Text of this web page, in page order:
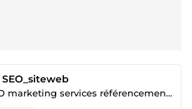
SEO_siteweb
backlinks SEO marketing services référencement netlinking